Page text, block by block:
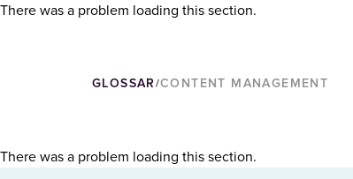
There was a problem loading this section.
GLOSSAR /CONTENT MANAGEMENT
There was a problem loading this section.